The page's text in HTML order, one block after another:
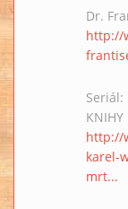
Dr.
http://
Seriál:
KNIHY
http://
karel-
mrt...